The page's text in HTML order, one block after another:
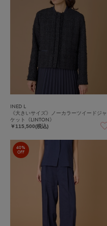
INED L
《大きいサイズ》ノーカラーツイードジャ
ケット《LINTON》
￥115,500(税込)
40%
OFF